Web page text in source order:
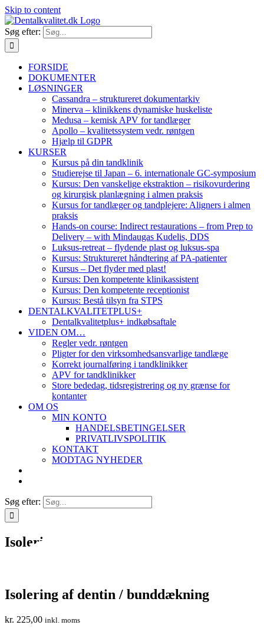
Skip to content
Søg efter:
FORSIDE
DOKUMENTER
LØSNINGER
Cassandra – struktureret dokumentarkiv
Minerva – klinikkens dynamiske huskeliste
Medusa – kemisk APV for tandlæger
Apollo – kvalitetssystem vedr. røntgen
Hjælp til GDPR
KURSER
Kursus på din tandklinik
Studierejse til Japan – 6. internationale GC-symposium
Kursus: Den vanskelige ekstraktion – risikovurdering
og kirurgisk planlægning i almen praksis
Kursus for tandlæger og tandplejere: Aligners i almen
praksis
Hands-on course: Indirect restaurations – from Prep to
Delivery – with Mindaugas Kudelis, DDS
Luksus-retreat – flydende plast og luksus-spa
Kursus: Struktureret håndtering af PA-patienter
Kursus – Det flyder med plast!
Kursus: Den kompetente klinikassistent
Kursus: Den kompetente receptionist
Kursus: Bestå tilsyn fra STPS
DENTALKVALITETPLUS+
Dentalkvalitetplus+ indkøbsaftale
VIDEN OM…
Regler vedr. røntgen
Pligter for den virksomhedsansvarlige tandlæge
Korrekt journalføring i tandklinikker
APV for tandklinikker
Store bededag, tidsregistrering og ny grænse for
kontanter
OM OS
MIN KONTO
HANDELSBETINGELSER
PRIVATLIVSPOLITIK
KONTAKT
MODTAG NYHEDER
Søg efter:
Isolering af dentin / bunddækning
Isolering af dentin / bunddækning
kr. 225,00 inkl. moms